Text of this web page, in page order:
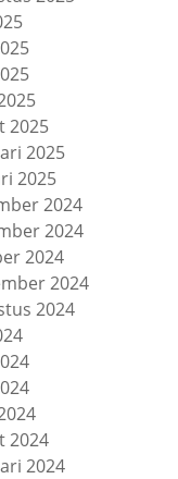
2025
2025
2025
2024
2024
2024
2024
2024
2024
2024